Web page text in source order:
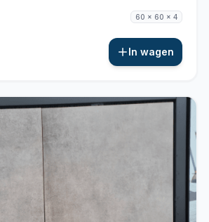
60 x 60 x 4
In wagen